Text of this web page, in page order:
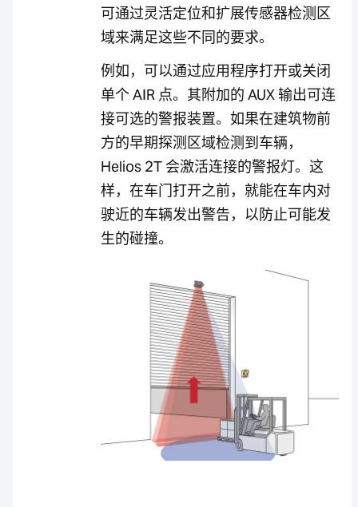
可通过灵活定位和扩展传感器检测区
域来满足这些不同的要求。
例如，可以通过应用程序打开或关闭
单个 AIR 点。其附加的 AUX 输出可连
接可选的警报装置。如果在建筑物前
方的早期探测区域检测到车辆，
Helios 2T 会激活连接的警报灯。这
样，在车门打开之前，就能在车内对
驶近的车辆发出警告，以防止可能发
生的碰撞。